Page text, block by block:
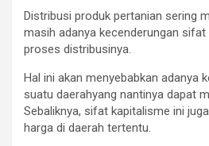
Distribusi produk pertanian sering
masih adanya kecenderungan
proses distribusinya.
Hal ini akan menyebabkan adanya
suatu daerahyang nantinya dapat
Sebaliknya, sifat kapitalisme ini
harga di daerah tertentu.